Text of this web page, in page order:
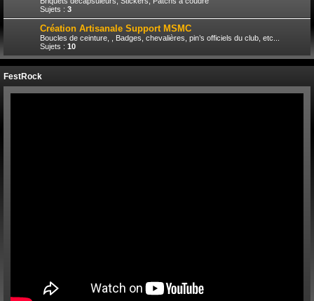
Sujets : 3
Création Artisanale Support MSMC
Boucles de ceinture, , Badges, chevalières, pin’s officiels du club, etc...
Sujets : 10
FestRock